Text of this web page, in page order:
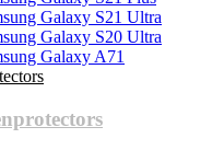
Galaxy S21 Ultra
Galaxy S20 Ultra
Galaxy A71